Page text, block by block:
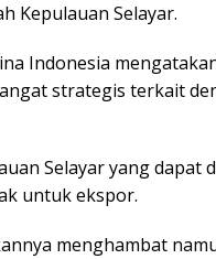
Kepulauan Selayar.
Indonesia
strategis terkait
Selayar yang dapat
untuk ekspor.
menghambat